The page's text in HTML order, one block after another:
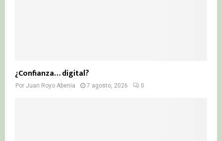
¿Confianza… digital?
Por Juan Royo Abenia 7 agosto, 2026 0